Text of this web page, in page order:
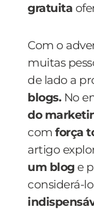
gratuita
Com o
muitas
de lado a
blogs.No
do
comforça
artigo
um blog e
considerá-